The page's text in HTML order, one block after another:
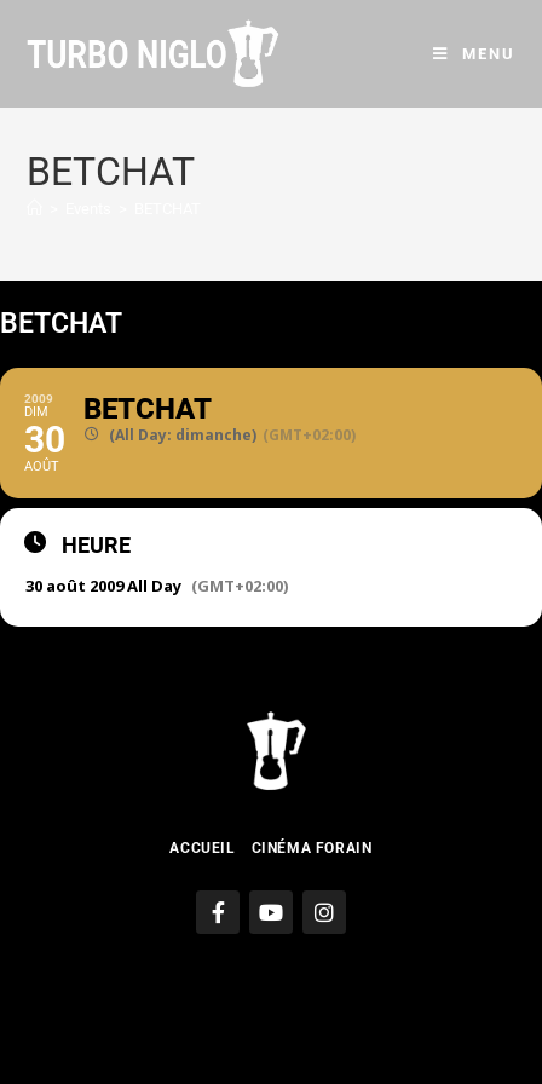
MENU
BETCHAT
BETCHAT
2009
DIM
30
AOÛT
BETCHAT
(All Day: dimanche) (GMT+02:00)
HEURE
30 août 2009 All Day (GMT+02:00)
ACCUEIL CINÉMA FORAIN